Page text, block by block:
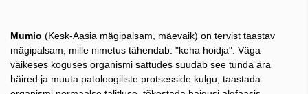
Mumio (Kesk-Aasia mägipalsam, mäevaik) on tervist taastav
mägipalsam, mille nimetus tähendab: "keha hoidja". Väga
väikeses koguses organismi sattudes suudab see tunda ära
häired ja muuta patoloogiliste protsesside kulgu, taastada